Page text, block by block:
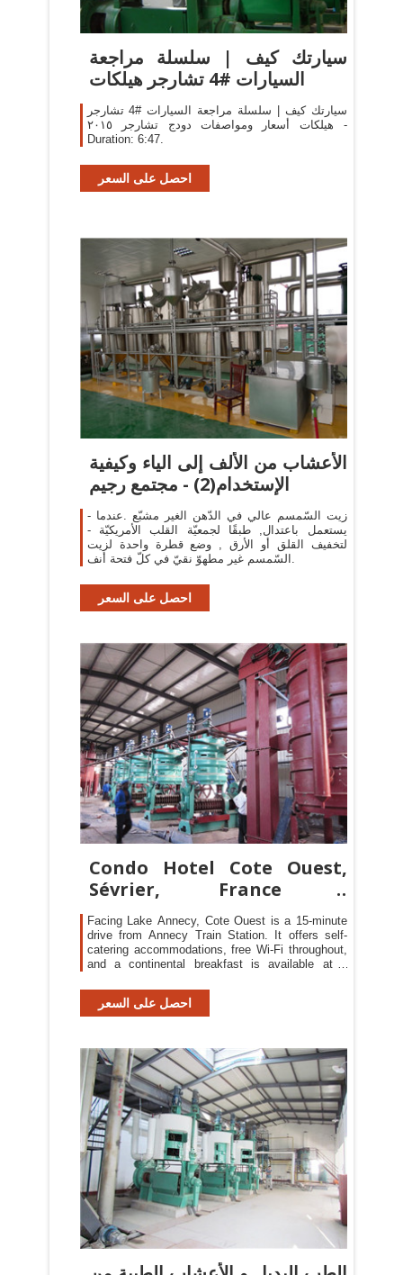
‫سيارتك كيف | سلسلة مراجعة
السيارات #4 تشارجر هيلكات
سيارتك كيف | سلسلة مراجعة السيارات #4 تشارجر
هيلكات أسعار ومواصفات دودج تشارجر ٢٠١٥ -
Duration: 6:47.
احصل على السعر
الأعشاب من الألف إلى الياء وكيفية
الإستخدام(2) - مجتمع رجيم
- زيت السّمسم عالي في الدّهن الغير مشبّع .عندما
يستعمل باعتدال, طبقًا لجمعيّة القلب الأمريكيّة -
لتخفيف القلق أو الأرق , وضع قطرة واحدة لزيت
السّمسم غير مطهوّ نقيّ في كلّ فتحة أنف.
احصل على السعر
Condo Hotel Cote Ouest,
Sévrier, France -
Booking.com
Facing Lake Annecy, Cote Ouest is a 15-minute
drive from Annecy Train Station. It offers self-
catering accommodations, free Wi-Fi throughout,
and a continental breakfast is available at a
احصل على السعر